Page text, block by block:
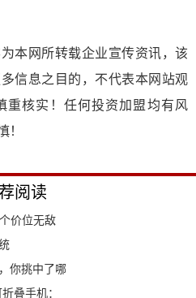
本网所转载企业宣传资讯，该
信息之目的，不代表本网站观
重核实！任何投资加盟均有风
！
阅读
价位无敌
你挑中了哪
叠手机：